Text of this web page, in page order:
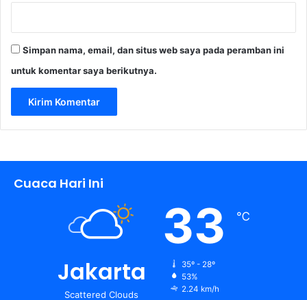
B Simpan nama, email, dan situs web saya pada peramban ini
untuk komentar saya berikutnya.
Cuaca Hari Ini
Jakarta
Scattered Clouds
33 ℃
35º - 28º
53%
2.24 km/h